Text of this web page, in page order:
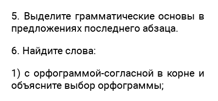
5. Выделите грамматические основы в
предложениях последнего абзаца.
6. Найдите слова:
1) с орфограммой-согласной в корне и
объясните выбор орфограммы;